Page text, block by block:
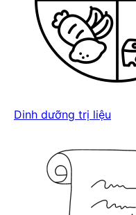
Dinh dưỡng trị liệu